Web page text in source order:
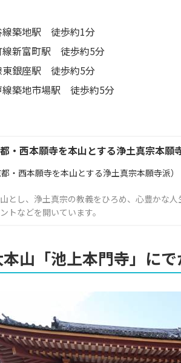
線築地駅 徒歩約1分
線新富町駅 徒歩約5分
東銀座駅 徒歩約5分
線築地市場駅 徒歩約5分
・西本願寺を本山とする浄土真宗本願寺
とし、浄土真宗の教義をひろめ、心豊かな人
トなどを開いています。
山「池上本門寺」にで